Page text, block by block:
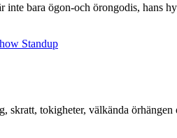
bara ögon-och örongodis, hans
Standup
tokigheter, välkända